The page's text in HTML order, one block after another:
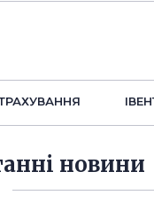
новини